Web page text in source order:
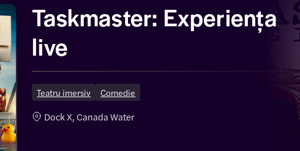
Taskmaster: Experiența
live
Teatru imersiv Comedie
Dock X, Canada Water